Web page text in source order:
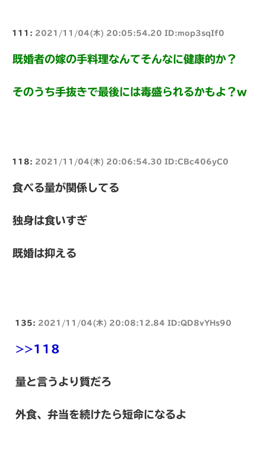
111: 2021/11/04(木) 20:05:54.20 ID:mop3sqIf0
既婚者の嫁の手料理なんてそんなに健康的か？
そのうち手抜きで最後には毒盛られるかもよ？w
118: 2021/11/04(木) 20:06:54.30 ID:CBc406yC0
食べる量が関係してる
独身は食いすぎ
既婚は抑える
135: 2021/11/04(木) 20:08:12.84 ID:QD8vYHs90
>>118
量と言うより質だろ
外食、弁当を続けたら短命になるよ